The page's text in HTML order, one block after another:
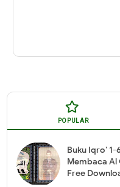
POPULAR
Buku Iqro’
Membaca Al
Free